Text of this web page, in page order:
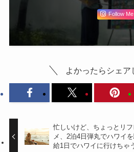
Follow Me
よかったらシェア
忙しいけど、ちょっとリ
メ、2泊4日弾丸でハワイ
給1日でハワイに行けちゃ